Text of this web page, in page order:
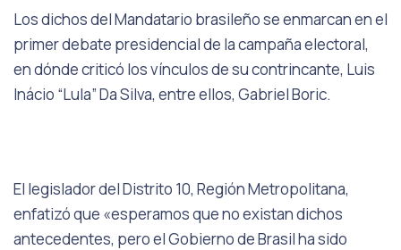
Los dichos del Mandatario brasileño se enmarcan en el
primer debate presidencial de la campaña electoral,
en dónde criticó los vínculos de su contrincante, Luis
Inácio “Lula” Da Silva, entre ellos, Gabriel Boric.
El legislador del Distrito 10, Región Metropolitana,
enfatizó que «esperamos que no existan dichos
antecedentes, pero el Gobierno de Brasil ha sido